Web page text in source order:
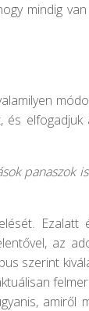
mindig
panaszok
az
szerint
amiről